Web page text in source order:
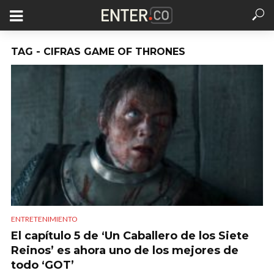
TAG - CIFRAS GAME OF THRONES
ENTRETENIMIENTO
El capítulo 5 de ‘Un Caballero de los Siete
Reinos’ es ahora uno de los mejores de
todo ‘GOT’